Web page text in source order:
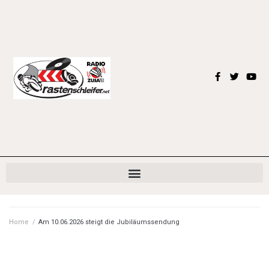
Home / Am 10.06.2026 steigt die Jubiläumssendung